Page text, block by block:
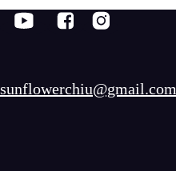
sunflowerchiu@gmail.com